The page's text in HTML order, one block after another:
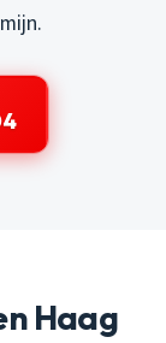
Haag